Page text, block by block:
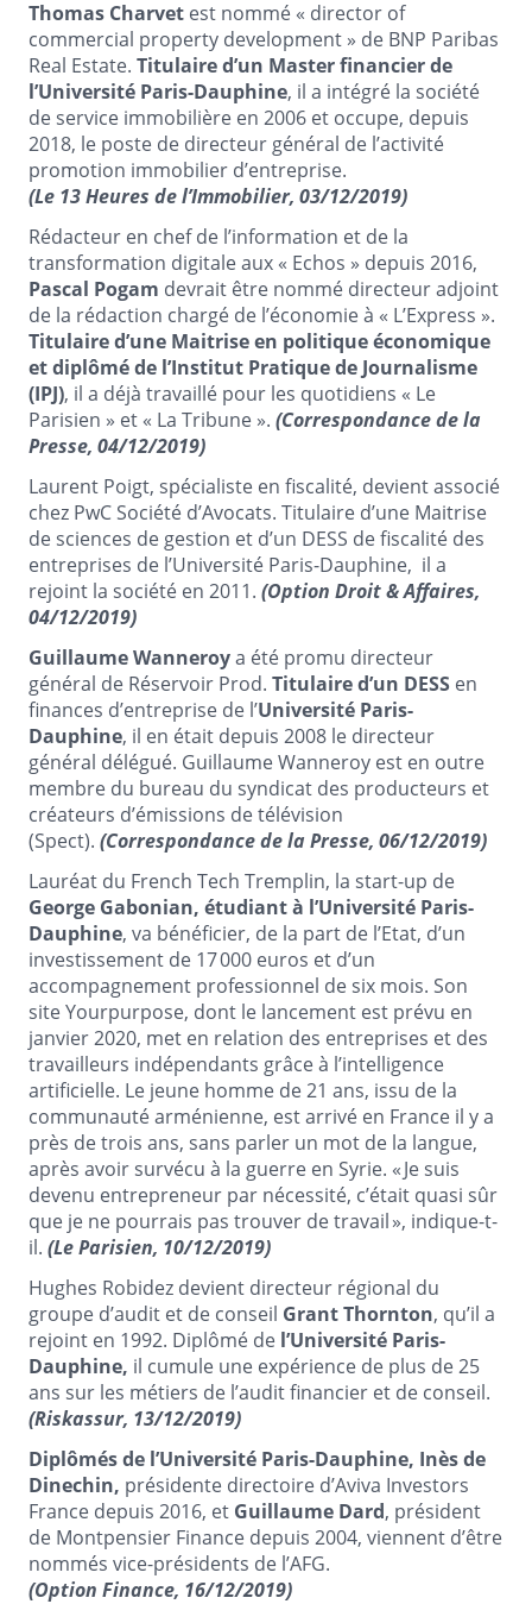
Thomas Charvet est nommé « director of
commercial property development » de BNP Paribas
Real Estate. Titulaire d’un Master financier de
l’Université Paris-Dauphine, il a intégré la société
de service immobilière en 2006 et occupe, depuis
2018, le poste de directeur général de l’activité
promotion immobilier d’entreprise.
(Le 13 Heures de l’Immobilier, 03/12/2019)
Rédacteur en chef de l’information et de la
transformation digitale aux « Echos » depuis 2016,
Pascal Pogam devrait être nommé directeur adjoint
de la rédaction chargé de l’économie à « L’Express ».
Titulaire d’une Maitrise en politique économique
et diplômé de l’Institut Pratique de Journalisme
(IPJ), il a déjà travaillé pour les quotidiens « Le
Parisien » et « La Tribune ». (Correspondance de la
Presse, 04/12/2019)
Laurent Poigt, spécialiste en fiscalité, devient associé
chez PwC Société d’Avocats. Titulaire d’une Maitrise
de sciences de gestion et d’un DESS de fiscalité des
entreprises de l’Université Paris-Dauphine, il a
rejoint la société en 2011. (Option Droit & Affaires,
04/12/2019)
Guillaume Wanneroya été promu directeur
général de Réservoir Prod. Titulaire d’un DESS en
finances d’entreprise de l’Université Paris-
Dauphine, il en était depuis 2008 le directeur
général délégué. Guillaume Wanneroy est en outre
membre du bureau du syndicat des producteurs et
créateurs d’émissions de télévision
(Spect). (Correspondance de la Presse, 06/12/2019)
Lauréat du French Tech Tremplin, la start-up de
George Gabonian, étudiant à l’Université Paris-
Dauphine, va bénéficier, de la part de l’Etat, d’un
investissement de 17 000 euros et d’un
accompagnement professionnel de six mois. Son
site Yourpurpose, dont le lancement est prévu en
janvier 2020, met en relation des entreprises et des
travailleurs indépendants grâce à l’intelligence
artificielle. Le jeune homme de 21 ans, issu de la
communauté arménienne, est arrivé en France il y a
près de trois ans, sans parler un mot de la langue,
après avoir survécu à la guerre en Syrie. « Je suis
devenu entrepreneur par nécessité, c’était quasi sûr
que je ne pourrais pas trouver de travail », indique-t-
il. (Le Parisien, 10/12/2019)
Hughes Robidez devient directeur régional du
groupe d’audit et de conseil Grant Thornton, qu’il a
rejoint en 1992. Diplômé de l’Université Paris-
Dauphine, il cumule une expérience de plus de 25
ans sur les métiers de l’audit financier et de conseil.
(Riskassur, 13/12/2019)
Diplômés de l’Université Paris-Dauphine, Inès de
Dinechin, présidente directoire d’Aviva Investors
France depuis 2016, et Guillaume Dard, président
de Montpensier Finance depuis 2004, viennent d’être
nommés vice-présidents de l’AFG.
(Option Finance, 16/12/2019)